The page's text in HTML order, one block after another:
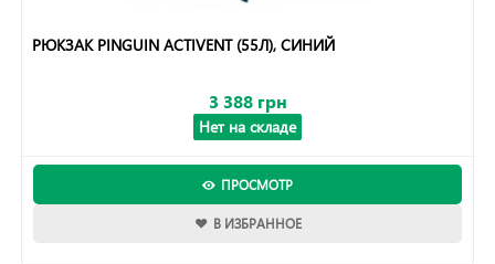
РЮКЗАК PINGUIN ACTIVENT (55Л), СИНИЙ
3 388 грн
Нет на складе
ПРОСМОТР
В ИЗБРАННОЕ